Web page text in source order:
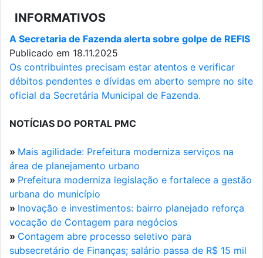
INFORMATIVOS
A Secretaria de Fazenda alerta sobre golpe de REFIS
Publicado em 18.11.2025
Os contribuintes precisam estar atentos e verificar
débitos pendentes e dívidas em aberto sempre no site
oficial da Secretária Municipal de Fazenda.
NOTÍCIAS DO PORTAL PMC
» Mais agilidade: Prefeitura moderniza serviços na
área de planejamento urbano
» Prefeitura moderniza legislação e fortalece a gestão
urbana do município
» Inovação e investimentos: bairro planejado reforça
vocação de Contagem para negócios
» Contagem abre processo seletivo para
subsecretário de Finanças; salário passa de R$ 15 mil